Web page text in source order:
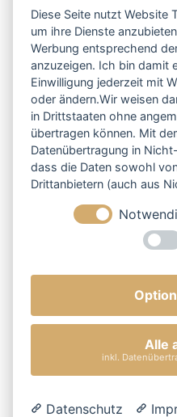
Diese Seite nutzt Website
um ihre Dienste
Werbung entsprechend
anzuzeigen. Ich bin damit
Einwilligung jederzeit mit
oder ändern.Wir weisen
in Drittstaaten ohne
übertragen können. Mit
Datenübertragung in
dass die Daten sowohl
Drittanbietern (auch aus
selbstverständlich
Alle
inkl.
Datenschutz